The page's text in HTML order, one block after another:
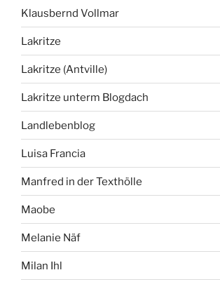
Klausbernd Vollmar
Lakritze
Lakritze (Antville)
Lakritze unterm Blogdach
Landlebenblog
Luisa Francia
Manfred in der Texthölle
Maobe
Melanie Näf
Milan Ihl